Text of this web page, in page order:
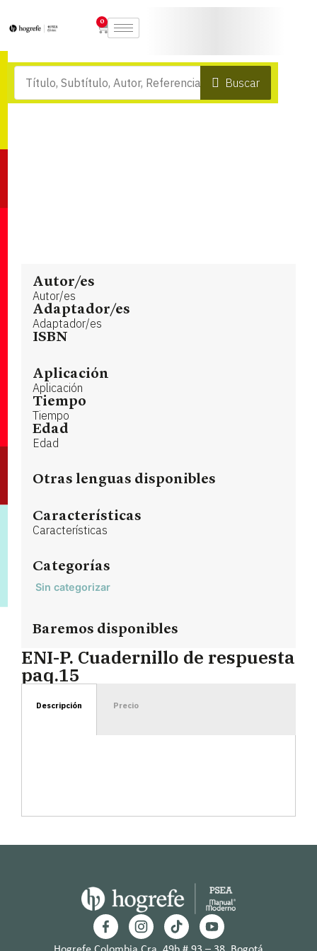
0
Buscar
Autor/es
Autor/es
Adaptador/es
Adaptador/es
ISBN
Aplicación
Aplicación
Tiempo
Tiempo
Edad
Edad
Otras lenguas disponibles
Características
Características
Categorías
Sin categorizar
Baremos disponibles
ENI-P. Cuadernillo de respuesta
paq.15
Descripción Precio